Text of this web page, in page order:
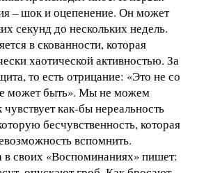
– шок и оцепенение. Он может
секунд до нескольких недель.
в скованности, которая
хаотической активностью. За
то есть отрицание: «Это не со
может быть». Мы не можем
как-бы нереальность
бесчувственность, которая
вспомнить.
в своих «Воспоминаниях» пишет: